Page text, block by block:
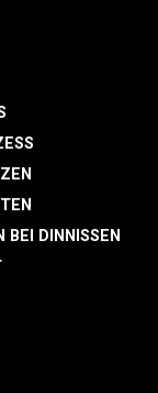
BEI DINNISSEN